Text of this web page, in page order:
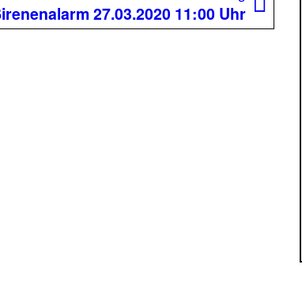
Beitrag:
27.03.2020 11:00 Uhr